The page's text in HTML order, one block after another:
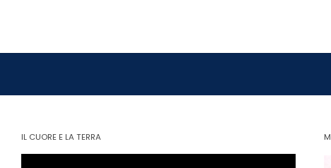
IL CUORE E LA TERRA